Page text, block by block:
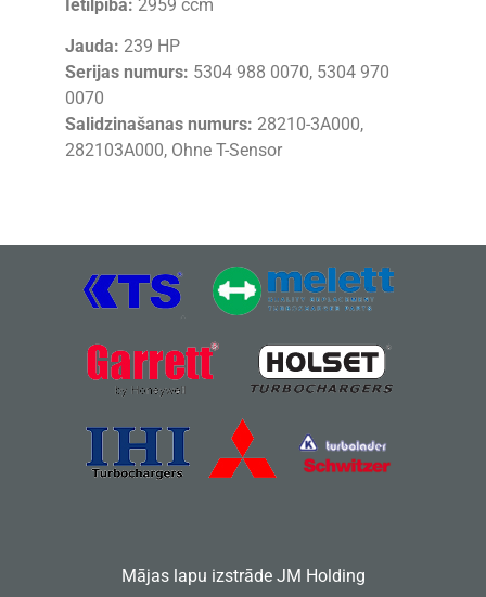
Ietilpiba: 2959 ccm
Jauda: 239 HP
Serijas numurs: 5304 988 0070, 5304 970
0070
Salidzinašanas numurs: 28210-3A000,
282103A000, Ohne T-Sensor
Mājas lapu izstrādeJM Holding